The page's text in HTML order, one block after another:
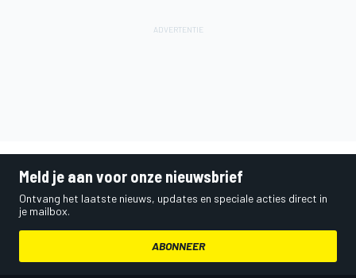
Meld je aan voor onze nieuwsbrief
Ontvang het laatste nieuws, updates en speciale acties direct in
je mailbox.
ABONNEER